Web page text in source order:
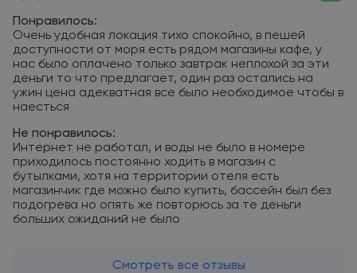
Понравилось:
Очень удобная локация тихо спокойно, в пешей
доступности от моря есть рядом магазины кафе, у
нас было оплачено только завтрак неплохой за эти
деньги то что предлагает, один раз остались на
ужин цена адекватная все было необходимое чтобы в
наесться
Не понравилось:
Интернет не работал, и воды не было в номере
приходилось постоянно ходить в магазин с
бутылками, хотя на территории отеля есть
магазинчик где можно было купить, бассейн был без
подогрева но опять же повторюсь за те деньги
больших ожиданий не было
Смотреть все отзывы